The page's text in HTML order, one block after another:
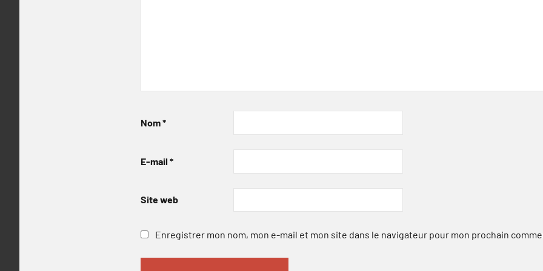
Nom*
E-mail *
Site web
Enregistrer mon nom, mon e-mail et mon site dans le navigateur pour mon prochain